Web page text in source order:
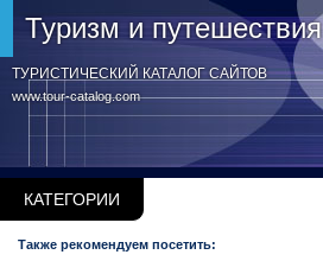
www.tour-catalog.com
Туризм и путешествия
ТУРИСТИЧЕСКИЙ КАТАЛОГ САЙТОВ
КАТЕГОРИИ
Также рекомендуем посетить: